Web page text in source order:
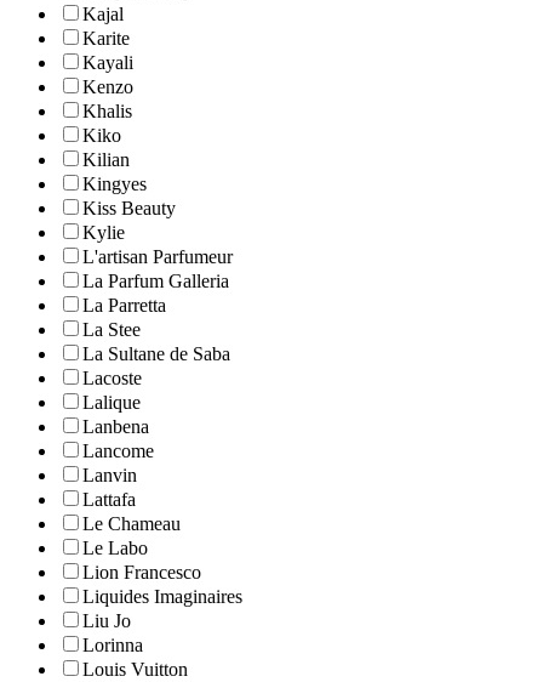
Kajal
Karite
Kayali
Kenzo
Khalis
Kiko
Kilian
Kingyes
Kiss Beauty
Kylie
L'artisan Parfumeur
La Parfum Galleria
La Parretta
La Stee
La Sultane de Saba
Lacoste
Lalique
Lanbena
Lancome
Lanvin
Lattafa
Le Chameau
Le Labo
Lion Francesco
Liquides Imaginaires
Liu Jo
Lorinna
Louis Vuitton